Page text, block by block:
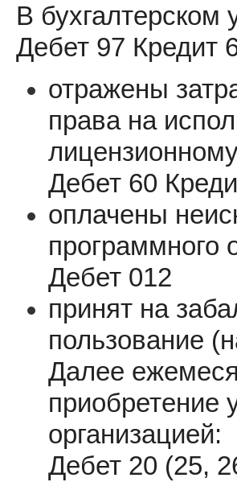
В бухгалтерском
Дебет 97 Кредит
отражены
права на
Дебет 60
оплачены
программного
Дебет 012
принят на
пользование
Далее
приобретение
организацией:
Дебет 20 (25,